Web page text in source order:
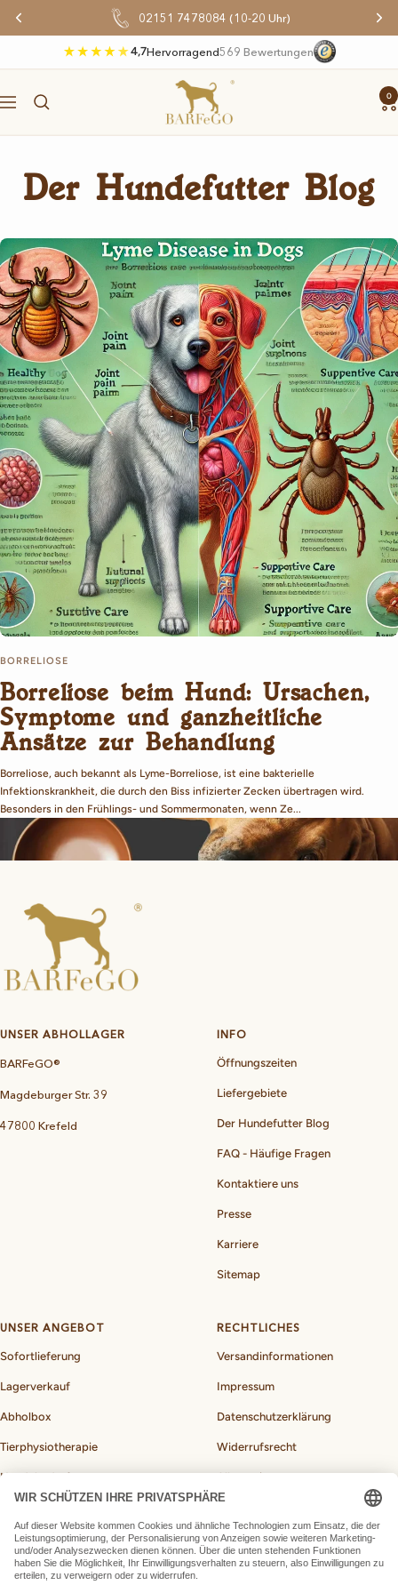
02151 7478084 (10-20 Uhr)
4,7Hervorragend569 Bewertungen
Navigation
BARFeGO® 0
Der Hundefutter Blog
BORRELIOSE
Borreliose beim Hund: Ursachen,
Symptome und ganzheitliche
Ansätze zur Behandlung
Borreliose, auch bekannt als Lyme-Borreliose, ist eine bakterielle
Infektionskrankheit, die durch den Biss infizierter Zecken übertragen wird.
Besonders in den Frühlings- und Sommermonaten, wenn Ze...
UNSER ABHOLLAGER
BARFeGO®
Magdeburger Str. 39
47800 Krefeld
INFO
Öffnungszeiten
Liefergebiete
Der Hundefutter Blog
FAQ - Häufige Fragen
Kontaktiere uns
Presse
Karriere
Sitemap
UNSER ANGEBOT
Sofortlieferung
Lagerverkauf
Abholbox
Tierphysiotherapie
Hundebedarf
RECHTLICHES
Versandinformationen
Impressum
Datenschutzerklärung
Widerrufsrecht
Allgemeine
Geschäftsbedingungen
Vertrag widerrufen